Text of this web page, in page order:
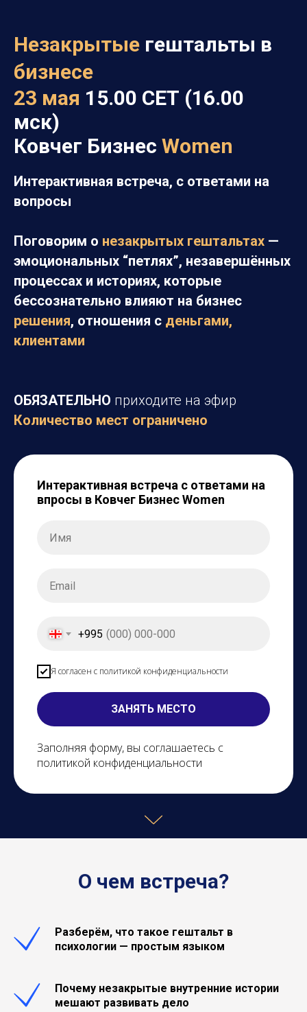
Незакрытые гештальты в
бизнесе
23 мая 15.00 СЕТ (16.00
мск)
Ковчег Бизнес Women
Интерактивная встреча, с ответами на
вопросы
Поговорим о незакрытых гештальтах —
эмоциональных “петлях”, незавершённых
процессах и историях, которые
бессознательно влияют на бизнес
решения, отношения с деньгами,
клиентами
ОБЯЗАТЕЛЬНО приходите на эфир
Количество мест ограничено
Интерактивная встреча с ответами на
впросы в Ковчег Бизнес Women
+995
Я согласен с политикой конфиденциальности
ЗАНЯТЬ МЕСТО
Заполняя форму, вы соглашаетесь с
политикой конфиденциальности
О чем встреча?
Разберём, что такое гештальт в
психологии — простым языком
Почему незакрытые внутренние истории
мешают развивать дело